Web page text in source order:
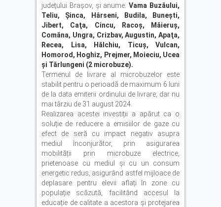
județului Brașov, şi anume:Vama Buzăului,
Teliu, Şinca, Hârseni, Budila, Buneşti,
Jibert, Caţa, Cincu, Racoş, Măieruş,
Comăna, Ungra, Crizbav, Augustin, Apaţa,
Recea, Lisa, Hălchiu, Ticuş, Vulcan,
Homorod, Hoghiz, Prejmer, Moieciu, Ucea
şi Tărlungeni (2 microbuze).
Termenul de livrare al microbuzelor este
stabilit pentru o perioadă de maximum 6 luni
de la data emiterii ordinului de livrare, dar nu
mai târziu de 31 august 2024.
Realizarea acestei investiții a apărut ca o
soluție de reducere a emisiilor de gaze cu
efect de seră cu impact negativ asupra
mediul înconjurător, prin asigurarea
mobilității prin microbuze electrice,
prietenoase cu mediul și cu un consum
energetic redus, asigurând astfel mijloace de
deplasare pentru elevii aflați în zone cu
populație scăzută, facilitând accesul la
educație de calitate a acestora și protejarea